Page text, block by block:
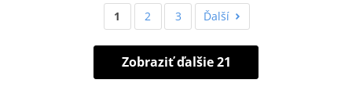
1 2 3 Ďalší
Zobraziť ďalšie 21